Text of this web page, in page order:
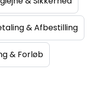
& Afbestilling
& Forløb